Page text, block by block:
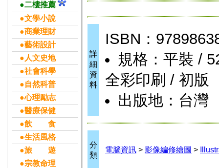
●二樓推薦
●文學小說
●商業理財
●藝術設計
●人文史地
●社會科學
●自然科普
●心理勵志
●醫療保健
●飲 食
●生活風格
●旅 遊
●宗教命理
詳
細
資
料
ISBN：
規格：平裝 /
全彩印刷 / 初版
出版地：台灣
分
類
電腦資訊 > 影像編修繪圖 >